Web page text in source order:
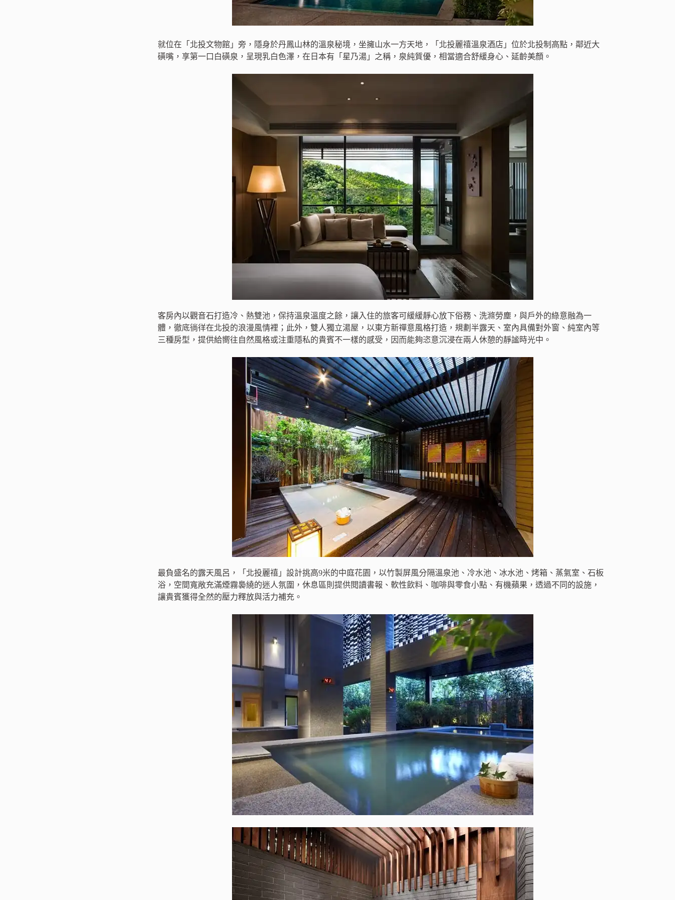
就位在「北投文物館」旁，隱身於丹鳳山林的溫泉秘境，坐擁山水一方天地，「北投麗禧溫泉酒店」位於北投制高點，鄰近大
磺嘴，享第一口白磺泉，呈現乳白色澤，在日本有「星乃湯」之稱，泉純質優，相當適合舒緩身心、延齡美顏。
客房內以觀音石打造冷、熱雙池，保持溫泉溫度之餘，讓入住的旅客可緩緩靜心放下俗務、洗滌勞塵，與戶外的綠意融為一
體，徹底徜徉在北投的浪漫風情裡；此外，雙人獨立湯屋，以東方新禪意風格打造，規劃半露天、室內具備對外窗、純室內等
三種房型，提供給嚮往自然風格或注重隱私的貴賓不一樣的感受，因而能夠恣意沉浸在兩人休憩的靜謐時光中。
最負盛名的露天風呂，「北投麗禧」設計挑高9米的中庭花園，以竹製屏風分隔溫泉池、冷水池、冰水池、烤箱、蒸氣室、石板
浴，空間寬敞充滿煙霧裊繞的迷人氛圍，休息區則提供閱讀書報、軟性飲料、咖啡與零食小點、有機蘋果，透過不同的設施，
讓貴賓獲得全然的壓力釋放與活力補充。